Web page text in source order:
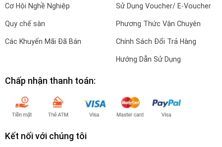
Cơ Hội Nghề Nghiệp
Quy chế sàn
Các Khuyến Mãi Đã Bán
Sử Dụng Voucher/ E-Voucher
Phương Thức Vận Chuyên
Chính Sách Đổi Trả Hàng
Hướng Dẫn Sử Dụng
Chấp nhận thanh toán:
Kết nối với chúng tôi